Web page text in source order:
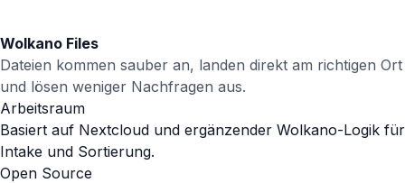
Wolkano Files
Dateien kommen sauber an, landen direkt am richtigen Ort
und lösen weniger Nachfragen aus.
Arbeitsraum
Basiert auf Nextcloud und ergänzender Wolkano-Logik für
Intake und Sortierung.
Open Source